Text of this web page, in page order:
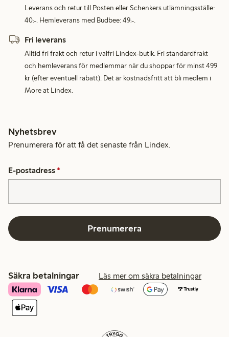
Leverans och retur till Posten eller Schenkers utlämningsställe:
40:-. Hemleverans med Budbee: 49:-.
Fri leverans
Alltid fri frakt och retur i valfri Lindex-butik. Fri standardfrakt
och hemleverans för medlemmar när du shoppar för minst 499
kr (efter eventuell rabatt). Det är kostnadsfritt att bli medlem i
More at Lindex.
Nyhetsbrev
Prenumerera för att få det senaste från Lindex.
E-postadress *
Prenumerera
Säkra betalningar Läs mer om säkra betalningar